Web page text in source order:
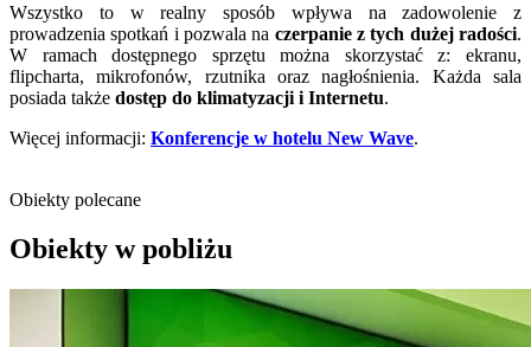
Wszystko to w realny sposób wpływa na zadowolenie z
prowadzenia spotkań i pozwala na czerpanie z tych dużej radości.
W ramach dostępnego sprzętu można skorzystać z: ekranu,
flipcharta, mikrofonów, rzutnika oraz nagłośnienia. Każda sala
posiada także dostęp do klimatyzacji i Internetu.
Więcej informacji: Konferencje w hotelu New Wave.
Obiekty polecane
Obiekty w pobliżu